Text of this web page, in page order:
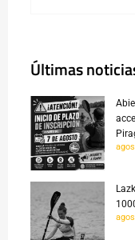
Últimas